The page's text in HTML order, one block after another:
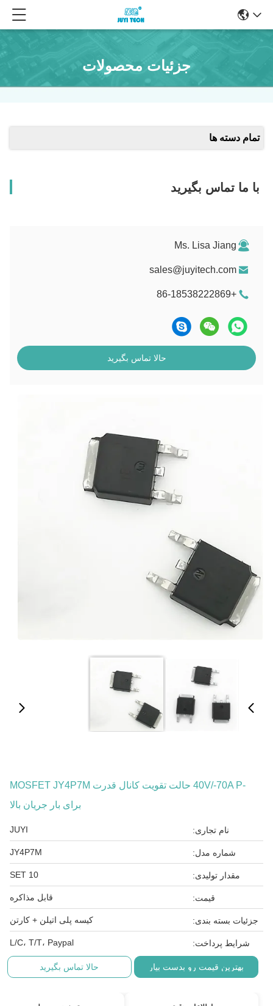
جزئیات محصولات
تمام دسته ها
با ما تماس بگیرید
Ms. Lisa Jiang
sales@juyitech.com
+86-18538222869
حالا تماس بگیرید
‐40V/‐70A P حالت تقویت کانال قدرت MOSFET JY4P7M
برای بار جریان بالا
نام تجاری: JUYI
شماره مدل: JY4P7M
مقدار تولیدی: 10 SET
قیمت: قابل مذاکره
جزئیات بسته بندی: کیسه پلی اتیلن + کارتن
شرایط پرداخت: L/C، T/T، Paypal
بهترین قیمت رو بدست بیار حالا تماس بگیرید